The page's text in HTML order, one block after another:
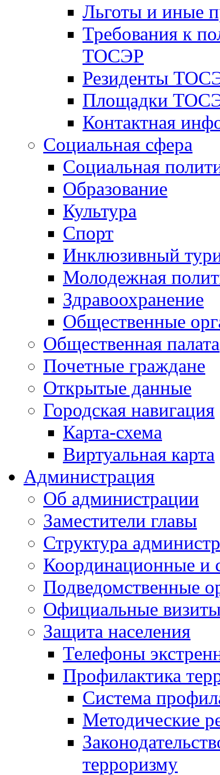
Льготы и иные
Требования к
ТОСЭР
Резиденты
Площадки
Контактная
Социальная сфера
Социальная
Образование
Культура
Спорт
Инклюзивный
Молодежная
Здравоохранение
Общественные
Общественная палата
Почетные граждане
Открытые данные
Городская навигация
Карта-схема
Виртуальная карта
Администрация
Об администрации
Заместители главы
Структура
Координационные и
Подведомственные
Официальные
Защита населения
Телефоны
Профилактика
Система
Методические
терроризму